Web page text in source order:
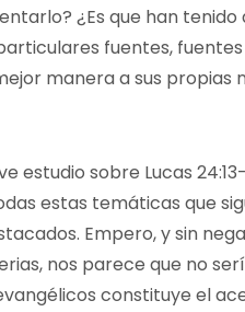
¿Es que han tenido
fuentes,
manera a sus propias
estudio sobre Lucas
estas temáticas que
Empero, y sin
nos parece que no
constituye el